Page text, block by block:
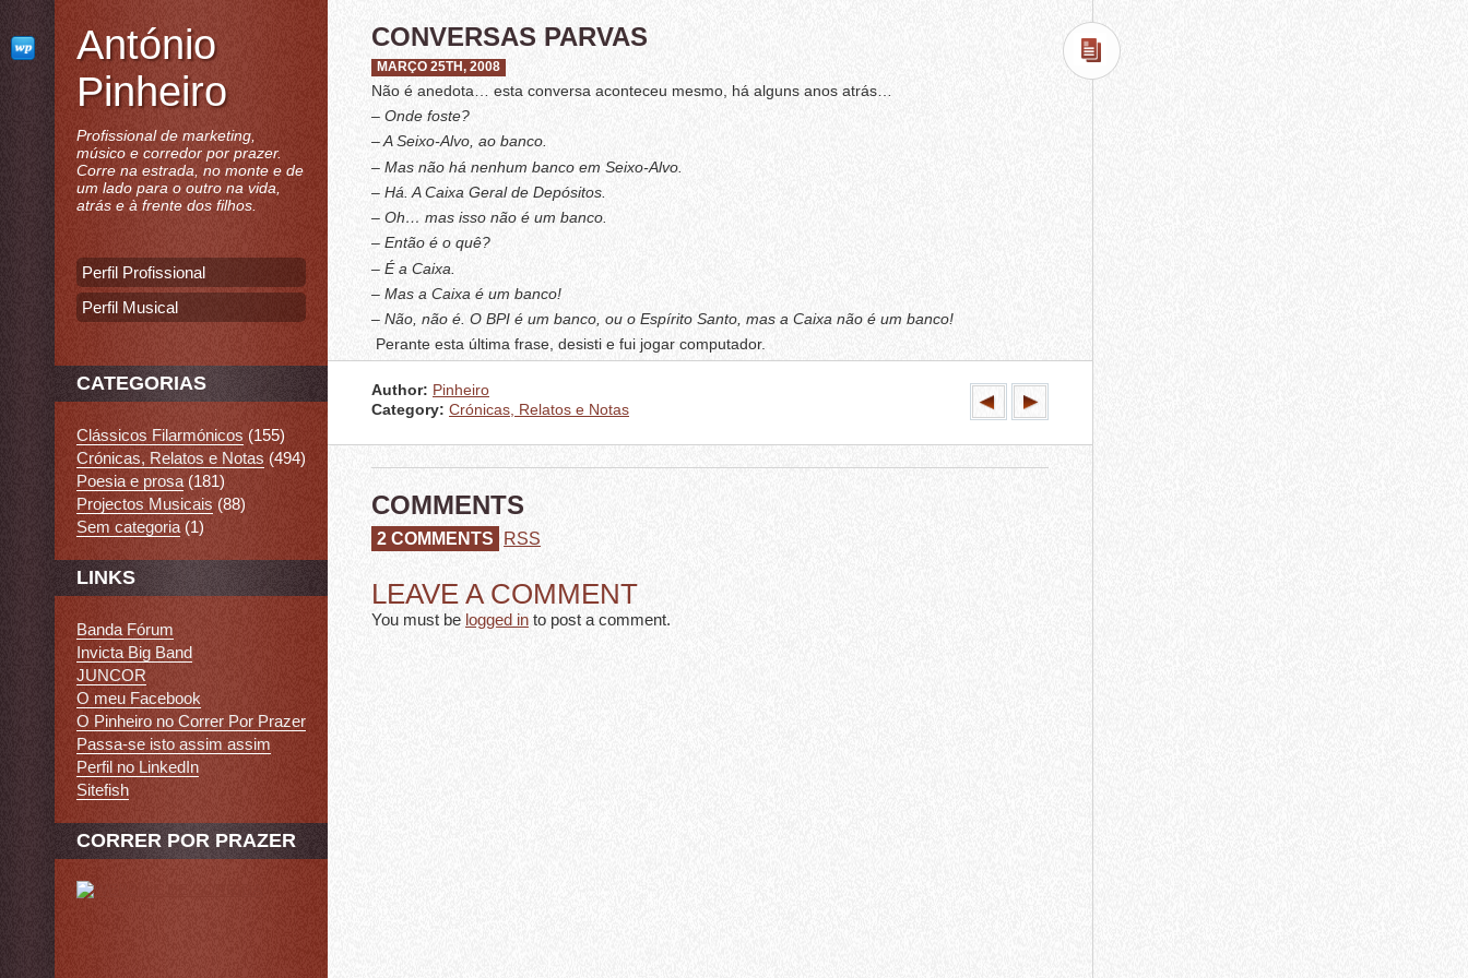
CONVERSAS PARVAS
MARÇO 25TH, 2008
Não é anedota… esta conversa aconteceu mesmo, há alguns anos atrás…
– Onde foste?
– A Seixo-Alvo, ao banco.
– Mas não há nenhum banco em Seixo-Alvo.
– Há. A Caixa Geral de Depósitos.
– Oh… mas isso não é um banco.
– Então é o quê?
– É a Caixa.
– Mas a Caixa é um banco!
– Não, não é. O BPI é um banco, ou o Espírito Santo, mas a Caixa não é um banco!
Perante esta última frase, desisti e fui jogar computador.
Author: Pinheiro
Category: Crónicas, Relatos e Notas
COMMENTS
2 COMMENTS RSS
LEAVE A COMMENT
You must be logged in to post a comment.
António
Pinheiro
Profissional de marketing,
músico e corredor por prazer.
Corre na estrada, no monte e de
um lado para o outro na vida,
atrás e à frente dos filhos.
Perfil Profissional
Perfil Musical
CATEGORIAS
Clássicos Filarmónicos (155)
Crónicas, Relatos e Notas (494)
Poesia e prosa (181)
Projectos Musicais (88)
Sem categoria (1)
LINKS
Banda Fórum
Invicta Big Band
JUNCOR
O meu Facebook
O Pinheiro no Correr Por Prazer
Passa-se isto assim assim
Perfil no LinkedIn
Sitefish
CORRER POR PRAZER